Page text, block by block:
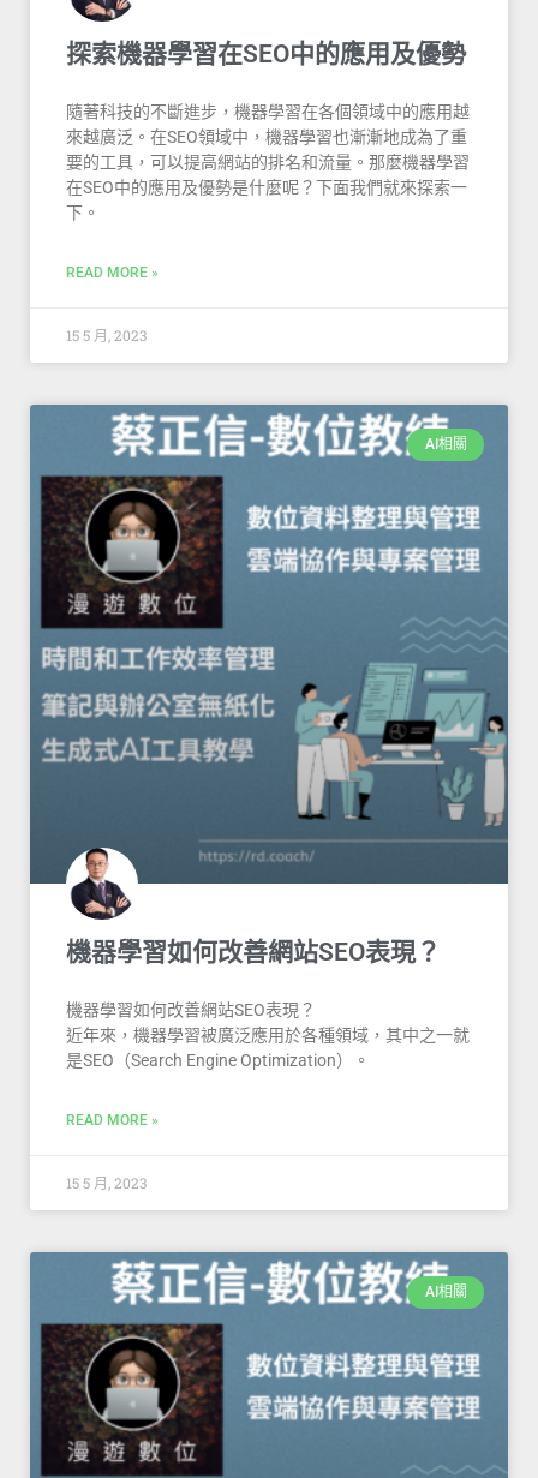
探索機器學習在SEO中的應用及優勢
隨著科技的不斷進步，機器學習在各個領域中的應用越
來越廣泛。在SEO領域中，機器學習也漸漸地成為了重
要的工具，可以提高網站的排名和流量。那麼機器學習
在SEO中的應用及優勢是什麼呢？下面我們就來探索一
下。
READ MORE »
15 5 月, 2023
AI相關
機器學習如何改善網站SEO表現？
機器學習如何改善網站SEO表現？
近年來，機器學習被廣泛應用於各種領域，其中之一就
是SEO（Search Engine Optimization）。
READ MORE »
15 5 月, 2023
AI相關